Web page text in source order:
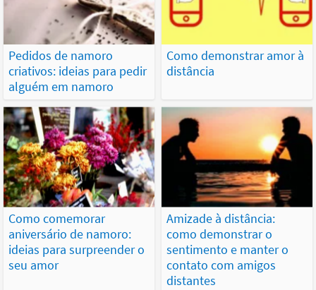
Pedidos de namoro
criativos: ideias para pedir
alguém em namoro
Como demonstrar amor à
distância
Como comemorar
aniversário de namoro:
ideias para surpreender o
seu amor
Amizade à distância:
como demonstrar o
sentimento e manter o
contato com amigos
distantes